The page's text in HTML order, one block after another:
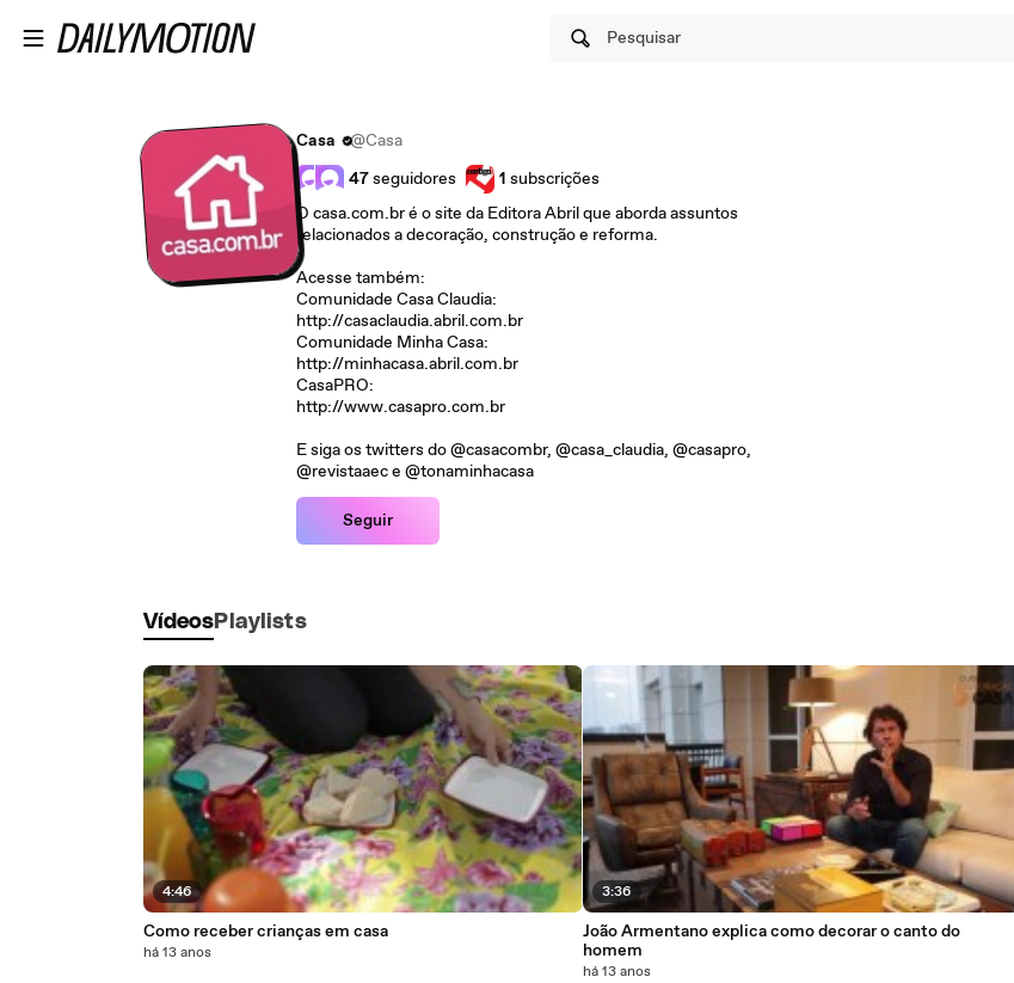
Pesquisar
Casa
@Casa
47seguidores 1 subscrições
O casa.com.br é o site da Editora Abril que aborda assuntos
relacionados a decoração, construção e reforma.
Acesse também:
Comunidade Casa Claudia:
http://casaclaudia.abril.com.br
Comunidade Minha Casa:
http://minhacasa.abril.com.br
CasaPRO:
http://www.casapro.com.br
E siga os twitters do @casacombr, @casa_claudia, @casapro,
@revistaaec e @tonaminhacasa
Seguir
Vídeos Playlists
4:46
Como receber crianças em casa
há 13 anos
3:36
João Armentano explica como decorar o canto do
homem
há 13 anos